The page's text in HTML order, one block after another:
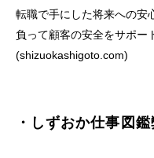
転職で手にした将来への
負って顧客の安全をサポー
(shizuokashigoto.com)
・しずおか仕事図